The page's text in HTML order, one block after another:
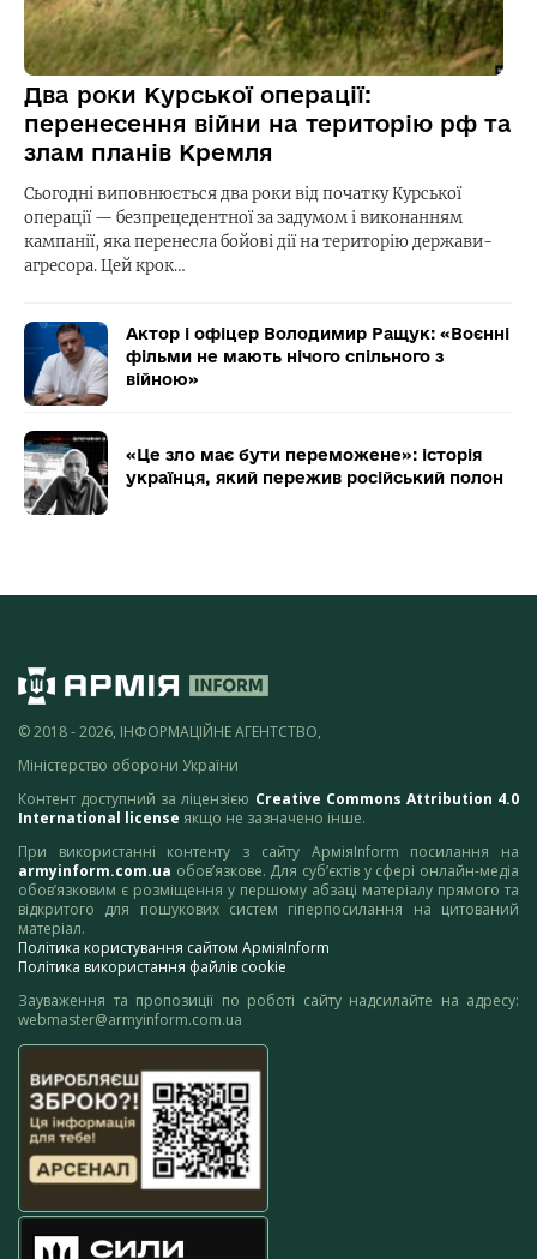
Два роки Курської операції:
перенесення війни на територію рф та
злам планів Кремля
Сьогодні виповнюється два роки від початку Курської
операції — безпрецедентної за задумом і виконанням
кампанії, яка перенесла бойові дії на територію держави-
агресора. Цей крок…
Актор і офіцер Володимир Ращук: «Воєнні
фільми не мають нічого спільного з
війною»
«Це зло має бути переможене»: історія
українця, який пережив російський полон
© 2018 - 2026, ІНФОРМАЦІЙНЕ АГЕНТСТВО,
Міністерство оборони України
Контент доступний за ліцензією Creative Commons Attribution 4.0
International license якщо не зазначено інше.
При використанні контенту з сайту АрміяInform посилання на
armyinform.com.ua обов’язкове. Для суб’єктів у сфері онлайн-медіа
обов’язковим є розміщення у першому абзаці матеріалу прямого та
відкритого для пошукових систем гіперпосилання на цитований
матеріал.
Політика користування сайтом АрміяInform
Політика використання файлів cookie
Зауваження та пропозиції по роботі сайту надсилайте на адресу:
webmaster@armyinform.com.ua